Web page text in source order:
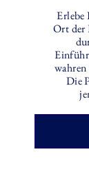
Erlebe
Ort der
Die